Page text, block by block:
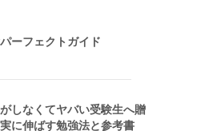
ーフェクトガイド
しなくてヤバい受験生へ贈
に伸ばす勉強法と参考書